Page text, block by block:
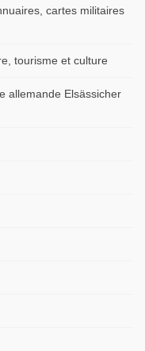
cartes militaires
tourisme et culture
allemande Elsässicher